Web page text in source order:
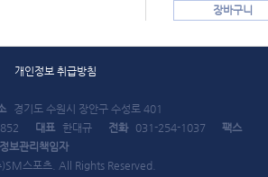
장바구니
개인정보 취급방침
경기도 수원시 장안구 수성로 401
대표 한대규 전화 031-254-1037
팩스
보관리책임자
스포츠. All Rights Reserved.